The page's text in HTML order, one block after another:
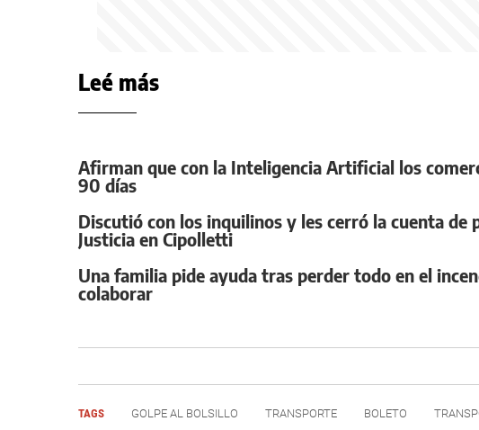
Leé más
Afirman que con la Inteligencia Artificial los
90 días
Discutió con los inquilinos y les cerró la cuenta de
Justicia en Cipolletti
Una familia pide ayuda tras perder todo en el
colaborar
TAGS GOLPE AL BOLSILLO TRANSPORTE BOLETO